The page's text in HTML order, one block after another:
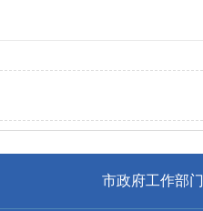
市政府工作部门